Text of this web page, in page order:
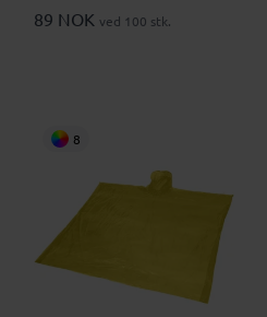
89 NOK ved 100 stk.
8